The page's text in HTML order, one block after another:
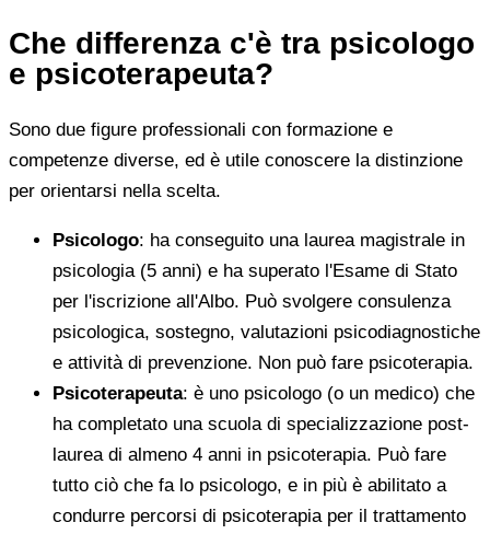
Che differenza c'è tra psicologo
e psicoterapeuta?
Sono due figure professionali con formazione e
competenze diverse, ed è utile conoscere la distinzione
per orientarsi nella scelta.
Psicologo: ha conseguito una laurea magistrale in
psicologia (5 anni) e ha superato l'Esame di Stato
per l'iscrizione all'Albo. Può svolgere consulenza
psicologica, sostegno, valutazioni psicodiagnostiche
e attività di prevenzione. Non può fare psicoterapia.
Psicoterapeuta: è uno psicologo (o un medico) che
ha completato una scuola di specializzazione post-
laurea di almeno 4 anni in psicoterapia. Può fare
tutto ciò che fa lo psicologo, e in più è abilitato a
condurre percorsi di psicoterapia per il trattamento